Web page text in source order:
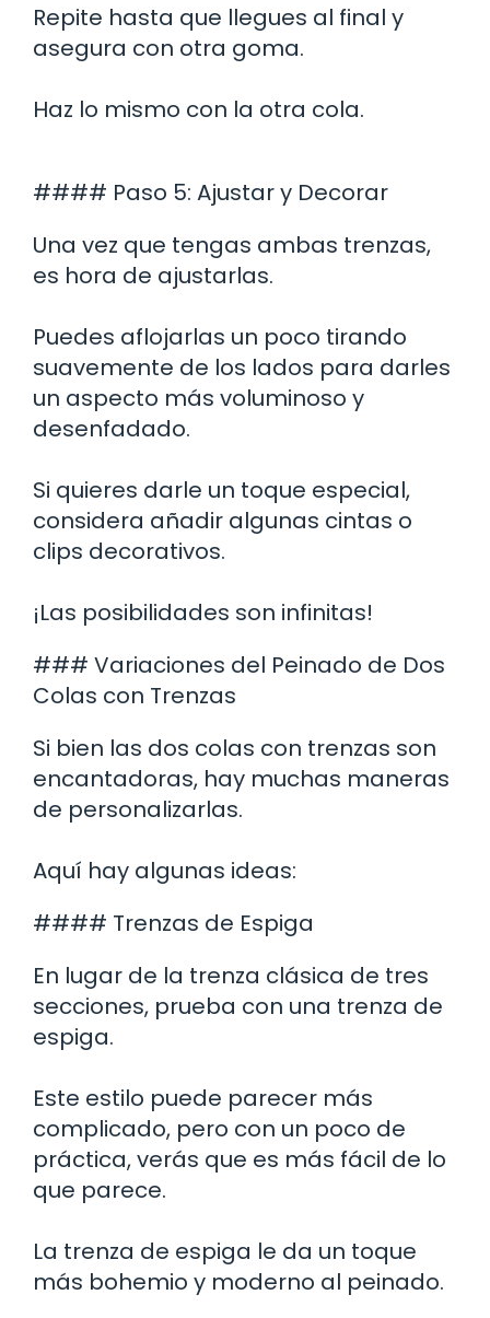
Repite hasta que llegues al final y
asegura con otra goma.
Haz lo mismo con la otra cola.
#### Paso 5: Ajustar y Decorar
Una vez que tengas ambas trenzas,
es hora de ajustarlas.
Puedes aflojarlas un poco tirando
suavemente de los lados para darles
un aspecto más voluminoso y
desenfadado.
Si quieres darle un toque especial,
considera añadir algunas cintas o
clips decorativos.
¡Las posibilidades son infinitas!
### Variaciones del Peinado de Dos
Colas con Trenzas
Si bien las dos colas con trenzas son
encantadoras, hay muchas maneras
de personalizarlas.
Aquí hay algunas ideas:
#### Trenzas de Espiga
En lugar de la trenza clásica de tres
secciones, prueba con una trenza de
espiga.
Este estilo puede parecer más
complicado, pero con un poco de
práctica, verás que es más fácil de lo
que parece.
La trenza de espiga le da un toque
más bohemio y moderno al peinado.